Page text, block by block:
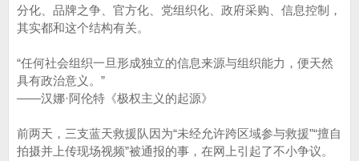
分化、品牌之争、官方化、党组织化、政府采购、信息控制，
其实都和这个结构有关。
“任何社会组织一旦形成独立的信息来源与组织能力，便天然
具有政治意义。”
——汉娜·阿伦特《极权主义的起源》
前两天，三支蓝天救援队因为“未经允许跨区域参与救援”“擅自
拍摄并上传现场视频”被通报的事，在网上引起了不小争议。